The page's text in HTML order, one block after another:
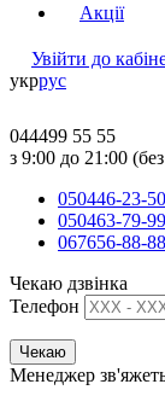
Акції
Увійти до
укррус
044499 55 55
з 9:00 до 21:00
050446-23-50
050463-79-99
067656-88-88
Чекаю дзвінка
Телефон
Менеджер